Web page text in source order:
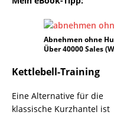
Abnehmen ohne
Über 40000 Sales
Kettlebell-Training
Eine Alternative für die
klassische Kurzhantel ist